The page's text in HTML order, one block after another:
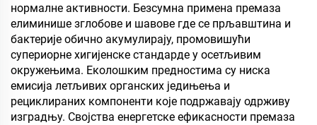
нормалне активности. Безсумна примена премаза
елиминише зглобове и шавове где се прљавштина и
бактерије обично акумулирају, промовишући
супериорне хигијенске стандарде у осетљивим
окружењима. Еколошким предностима су ниска
емисија летљивих органских једињења и
рециклираних компоненти које подржавају одрживу
изградњу. Својства енергетске ефикасности премаза